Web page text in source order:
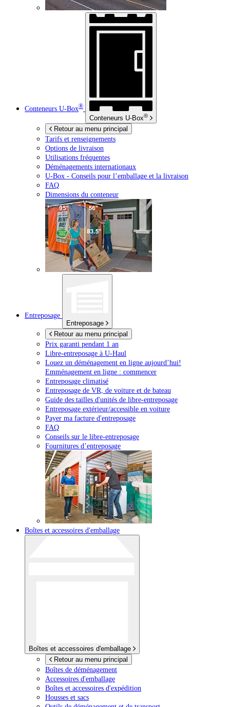
Conteneurs U-Box®
Conteneurs U-Box®
Retour au menu principal
Tarifs et renseignements
Options de livraison
Utilisations fréquentes
Déménagements internationaux
U-Box - Conseils pour l’emballage et la livraison
FAQ
Dimensions du conteneur
Entreposage
Entreposage
Retour au menu principal
Prix garanti pendant 1 an
Libre-entreposage à U-Haul
Louez un déménagement en ligne aujourd’hui!
Emménagement en ligne : commencer
Entreposage climatisé
Entreposage de VR, de voiture et de bateau
Guide des tailles d'unités de libre-entreposage
Entreposage extérieur/accessible en voiture
Payer ma facture d'entreposage
FAQ
Conseils sur le libre-entreposage
Fournitures d’entreposage
Boîtes et accessoires d'emballage
Boîtes et accessoires d'emballage
Retour au menu principal
Boîtes de déménagement
Accessoires d'emballage
Boîtes et accessoires d'expédition
Housses et sacs